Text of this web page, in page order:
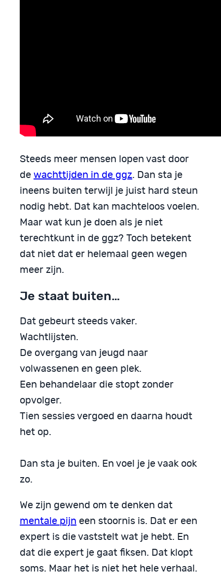
Steeds meer mensen lopen vast door
de wachttijden in de ggz. Dan sta je
ineens buiten terwijl je juist hard steun
nodig hebt. Dat kan machteloos voelen.
Maar wat kun je doen als je niet
terechtkunt in de ggz? Toch betekent
dat niet dat er helemaal geen wegen
meer zijn.
Je staat buiten…
Dat gebeurt steeds vaker.
Wachtlijsten.
De overgang van jeugd naar
volwassenen en geen plek.
Een behandelaar die stopt zonder
opvolger.
Tien sessies vergoed en daarna houdt
het op.
Dan sta je buiten. En voel je je vaak ook
zo.
We zijn gewend om te denken dat
mentale pijn een stoornis is. Dat er een
expert is die vaststelt wat je hebt. En
dat die expert je gaat fiksen. Dat klopt
soms. Maar het is niet het hele verhaal.